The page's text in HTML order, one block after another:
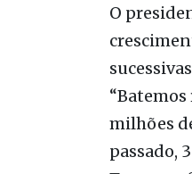
O
“Batemos